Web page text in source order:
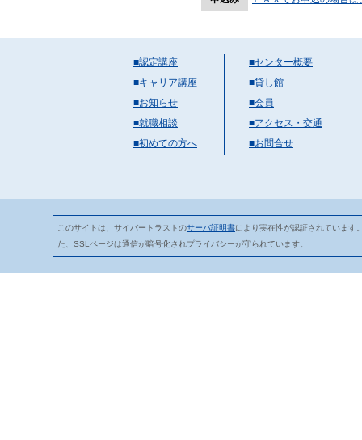
■認定講座
■キャリア講座
■お知らせ
■就職相談
■初めての方へ
■センター概要
■貸し館
■会員
■アクセス・交通
■お問合せ
このサイトは、サイバートラストのサーバ証明書により実在性が認証されています
た、SSLページは通信が暗号化されプライバシーが守られています。